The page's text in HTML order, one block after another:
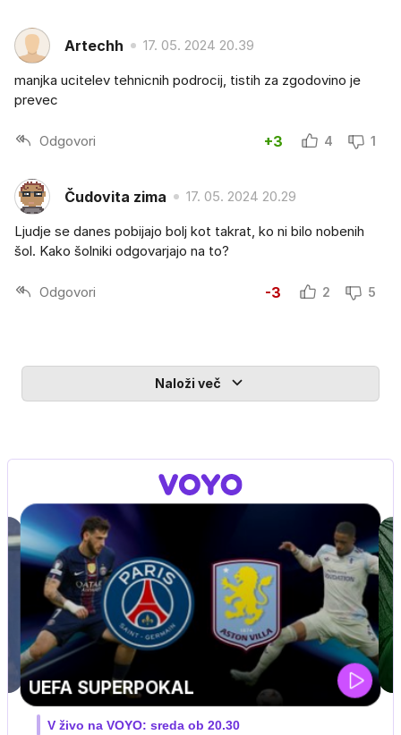
Artechh 17. 05. 2024 20.39
manjka ucitelev tehnicnih podrocij, tistih za zgodovino je
prevec
Odgovori +3 4 1
Čudovita zima 17. 05. 2024 20.29
Ljudje se danes pobijajo bolj kot takrat, ko ni bilo nobenih
šol. Kako šolniki odgovarjajo na to?
Odgovori -3 2 5
Naloži več
ZUFFA BOXING 10
V živo na VOYO: sobota ob 20.00